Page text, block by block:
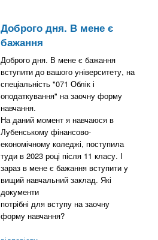
Доброго дня. В мене є
бажання
Доброго дня. В мене є бажання
вступити до вашого університету, на
спеціальність "071 Облік і
оподаткування" на заочну форму
навчання.
На даний момент я навчаюся в
Лубенському фінансово-
економічному коледжі, поступила
туди в 2023 році після 11 класу. І
зараз в мене є бажання вступити у
вищий навчальний заклад. Які
документи
потрібні для вступу на заочну
форму навчання?